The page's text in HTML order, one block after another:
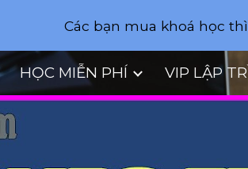
Skip to main content
Các bạn mua khoá học thì
HỌC MIỄN PHÍ VIP LẬP